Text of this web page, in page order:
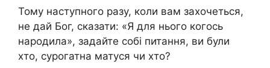
Тому наступного разу, коли вам захочеться,
не дай Бог, сказати: «Я для нього когось
народила», задайте собі питання, ви були
хто, сурогатна матуся чи хто?